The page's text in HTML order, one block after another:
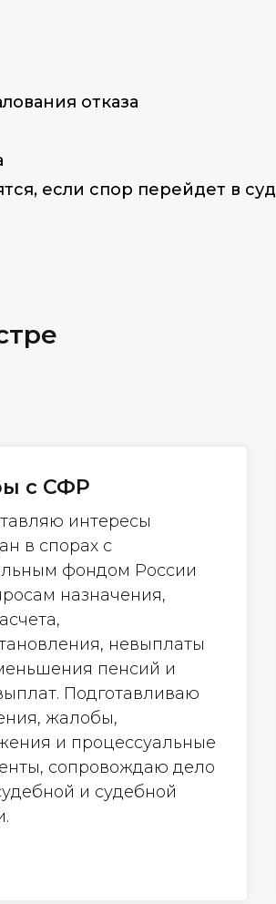
отказа
если спор перейдет в суд
с СФР
интересы
в спорах с
фондом России
назначения,
невыплаты
пенсий и
Подготавливаю
жалобы,
и процессуальные
сопровождаю дело
и судебной